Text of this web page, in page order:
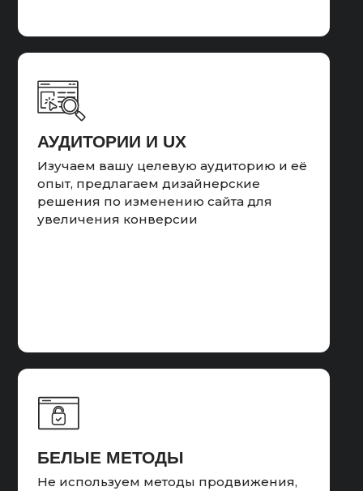
БЕЛЫЕ МЕТОДЫ
Не используем методы продвижения,
АУДИТОРИИ И UX
Изучаем вашу целевую аудиторию и её
опыт, предлагаем дизайнерские
решения по изменению сайта для
увеличения конверсии